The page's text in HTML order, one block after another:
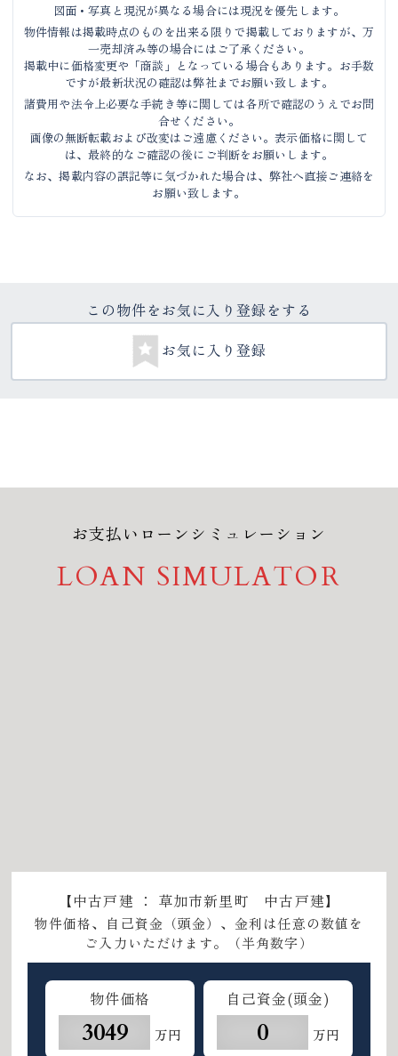
図面・写真と現況が異なる場合には現況を優先します。
物件情報は掲載時点のものを出来る限りで掲載しておりますが、万
一売却済み等の場合にはご了承ください。
掲載中に価格変更や「商談」となっている場合もあります。お手数
ですが最新状況の確認は弊社までお願い致します。
諸費用や法令上必要な手続き等に関しては各所で確認のうえでお問
合せください。
画像の無断転載および改変はご遠慮ください。表示価格に関して
は、最終的なご確認の後にご判断をお願いします。
なお、掲載内容の誤記等に気づかれた場合は、弊社へ直接ご連絡を
お願い致します。
この物件をお気に入り登録をする
お気に入り登録
お支払いローンシミュレーション
LOAN SIMULATOR
【中古戸建 ： 草加市新里町 中古戸建】
物件価格、自己資金（頭金）、金利は任意の数値を
ご入力いただけます。（半角数字）
物件価格
万円
自己資金(頭金)
万円